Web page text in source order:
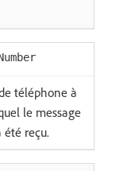
téléphone à
le message
reçu.